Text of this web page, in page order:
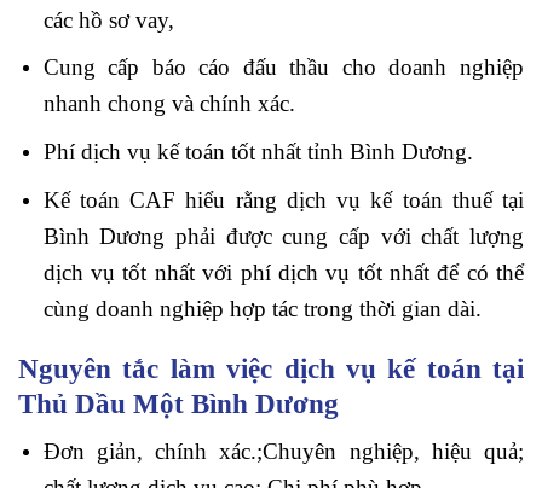
các hồ sơ vay,
Cung cấp báo cáo đấu thầu cho doanh nghiệp
nhanh chong và chính xác.
Phí dịch vụ kế toán tốt nhất tỉnh Bình Dương.
Kế toán CAF hiểu rằng dịch vụ kế toán thuế tại
Bình Dương phải được cung cấp với chất lượng
dịch vụ tốt nhất với phí dịch vụ tốt nhất để có thể
cùng doanh nghiệp hợp tác trong thời gian dài.
Nguyên tắc làm việc dịch vụ kế toán tại
Thủ Dầu Một Bình Dương
Đơn giản, chính xác.;Chuyên nghiệp, hiệu quả;